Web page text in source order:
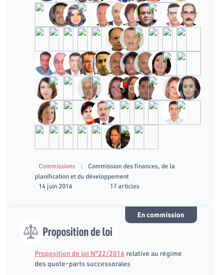
Commissions :
Commission des finances, de la
planification et du développement
14 juin 2016
17 articles
En commission
Proposition de loi
Proposition de loi N°22/2016 relative au régime
des quote-parts successorales